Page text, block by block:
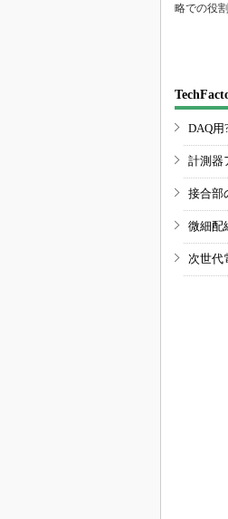
略での役
DAQ用
計測器
接合部
微細配
次世代